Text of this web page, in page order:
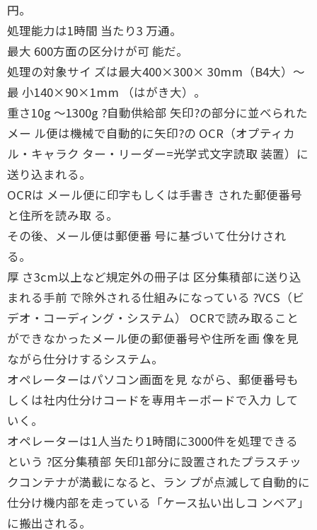
円。
処理能力は1時間 当たり3 万通。
最大 600方面の区分けが可 能だ。
処理の対象サイ ズは最大400×300× 30mm（B4大）〜
最 小140×90×1mm （はがき大）。
重さ10g 〜1300g ?自動供給部 矢印?の部分に並べられた
メー ル便は機械で自動的に矢印?の OCR（オプティカ
ル・キャラク ター・リーダー=光学式文字読取 装置）に
送り込まれる。
OCRは メール便に印字もしくは手書き された郵便番号
と住所を読み取 る。
その後、メール便は郵便番 号に基づいて仕分けされ
る。
厚 さ3cm以上など規定外の冊子は 区分集積部に送り込
まれる手前 で除外される仕組みになっている ?VCS（ビ
デオ・コーディング・システム） OCRで読み取ること
ができなかったメール便の郵便番号や住所を画 像を見
ながら仕分けするシステム。
オペレーターはパソコン画面を見 ながら、郵便番号も
しくは社内仕分けコードを専用キーボードで入力 して
いく。
オペレーターは1人当たり1時間に3000件を処理できる
という ?区分集積部 矢印1部分に設置されたプラスチッ
クコンテナが満載になると、ラン プが点滅して自動的に
仕分け機内部を走っている「ケース払い出しコ ンベア」
に搬出される。